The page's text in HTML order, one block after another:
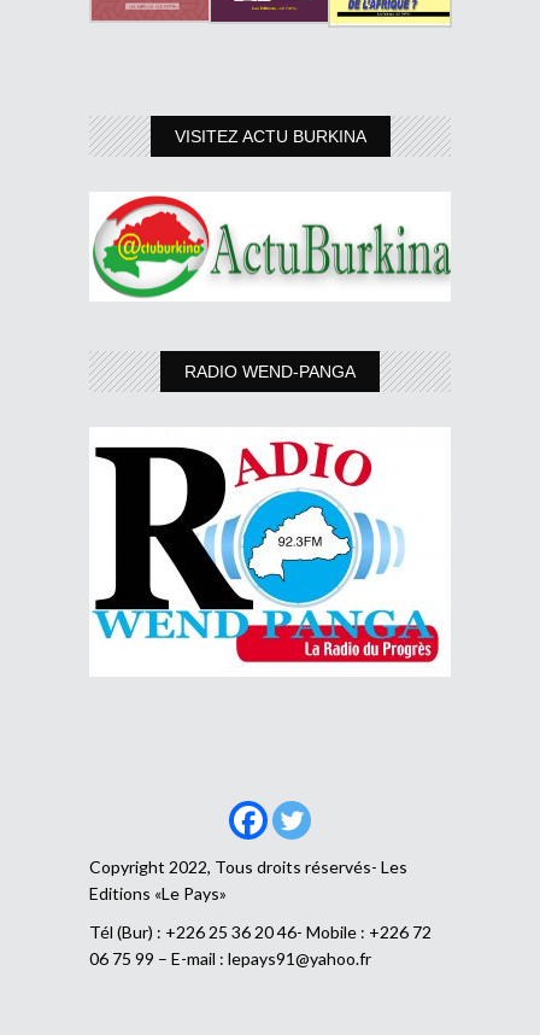
VISITEZ ACTU BURKINA
RADIO WEND-PANGA
Copyright 2022, Tous droits réservés- Les
Editions «Le Pays»
Tél (Bur) : +226 25 36 20 46- Mobile : +226 72
06 75 99 – E-mail : lepays91@yahoo.fr